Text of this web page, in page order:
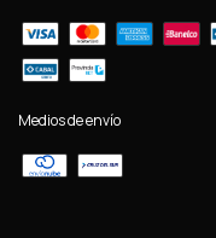
Medios de envío